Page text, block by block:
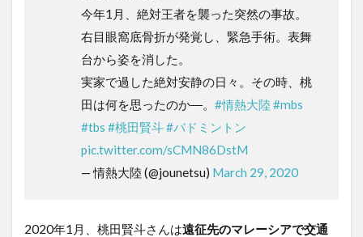
今年1月、絶対王者を襲った突然の事故。
右目眼窩底骨折が発覚し、緊急手術。表舞
台から姿を消した。
実家で過した絶対安静の日々。その時、桃
田は何を思ったのか―。 #情熱大陸 #mbs
#tbs #桃田賢斗#バドミントン
pic.twitter.com/sCMN86DstM
— 情熱大陸 (@jounetsu) March 29, 2020
2020年1月、桃田賢斗さんは遠征先のマレーシアで交通